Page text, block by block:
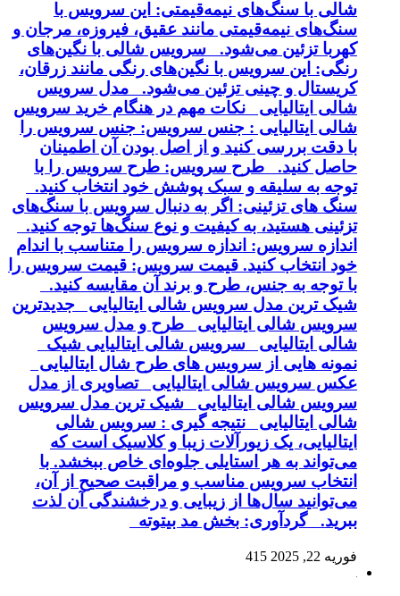
شالی با سنگ‌های نیمه‌قیمتی: این سرویس با
سنگ‌های نیمه‌قیمتی مانند عقیق، فیروزه، مرجان و
کهربا تزئین می‌شود. سرویس شالی با نگین‌های
رنگی: این سرویس با نگین‌های رنگی مانند زرقان،
کریستال و چینی تزئین می‌شود. مدل سرویس
شالی ایتالیایی نکات مهم در هنگام خرید سرویس
شالی ایتالیایی : جنس سرویس: جنس سرویس را
با دقت بررسی کنید و از اصل بودن آن اطمینان
حاصل کنید. طرح سرویس: طرح سرویس را با
توجه به سلیقه و سبک پوشش خود انتخاب کنید.
سنگ های تزئینی: اگر به دنبال سرویس با سنگ‌های
تزئینی هستید، به کیفیت و نوع سنگ‌ها توجه کنید.
اندازه سرویس: اندازه سرویس را متناسب با اندام
خود انتخاب کنید. قیمت سرویس: قیمت سرویس را
با توجه به جنس، طرح و برند آن مقایسه کنید.
شیک ترین مدل سرویس شالی ایتالیایی جدیدترین
سرویس شالی ایتالیایی طرح و مدل سرویس
شالی ایتالیایی سرویس شالی ایتالیایی شیک
نمونه هایی از سرویس های طرح شال ایتالیایی
عکس سرویس شالی ایتالیایی تصاویری از مدل
سرویس شالی ایتالیایی شیک ترین مدل سرویس
شالی ایتالیایی نتیجه گیری : سرویس شالی
ایتالیایی، یک زیورآلات زیبا و کلاسیک است که
می‌تواند به هر استایلی جلوه‌ای خاص ببخشد. با
انتخاب سرویس مناسب و مراقبت صحیح از آن،
می‌توانید سال‌ها از زیبایی و درخشندگی آن لذت
ببرید. گردآوری: بخش مد بیتوته
فوریه 22, 2025 415